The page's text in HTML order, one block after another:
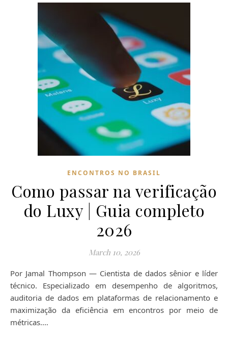
ENCONTROS NO BRASIL
Como passar na verificação
do Luxy | Guia completo
2026
March 10, 2026
Por Jamal Thompson — Cientista de dados sênior e líder
técnico. Especializado em desempenho de algoritmos,
auditoria de dados em plataformas de relacionamento e
maximização da eficiência em encontros por meio de
métricas.…